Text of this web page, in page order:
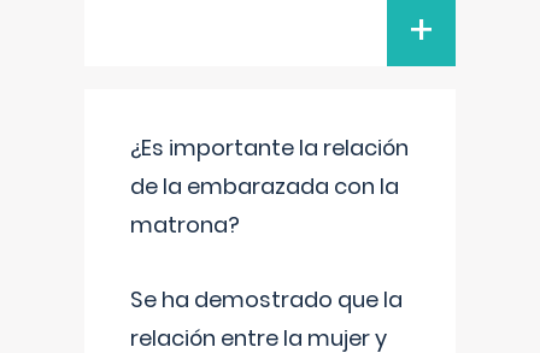
+
¿Es importante la relación
de la embarazada con la
matrona?
Se ha demostrado que la
relación entre la mujer y